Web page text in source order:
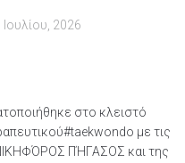
Ιουλίου, 2026
στο κλειστό
με τις
ΠΉΓΑΣΟΣ και της